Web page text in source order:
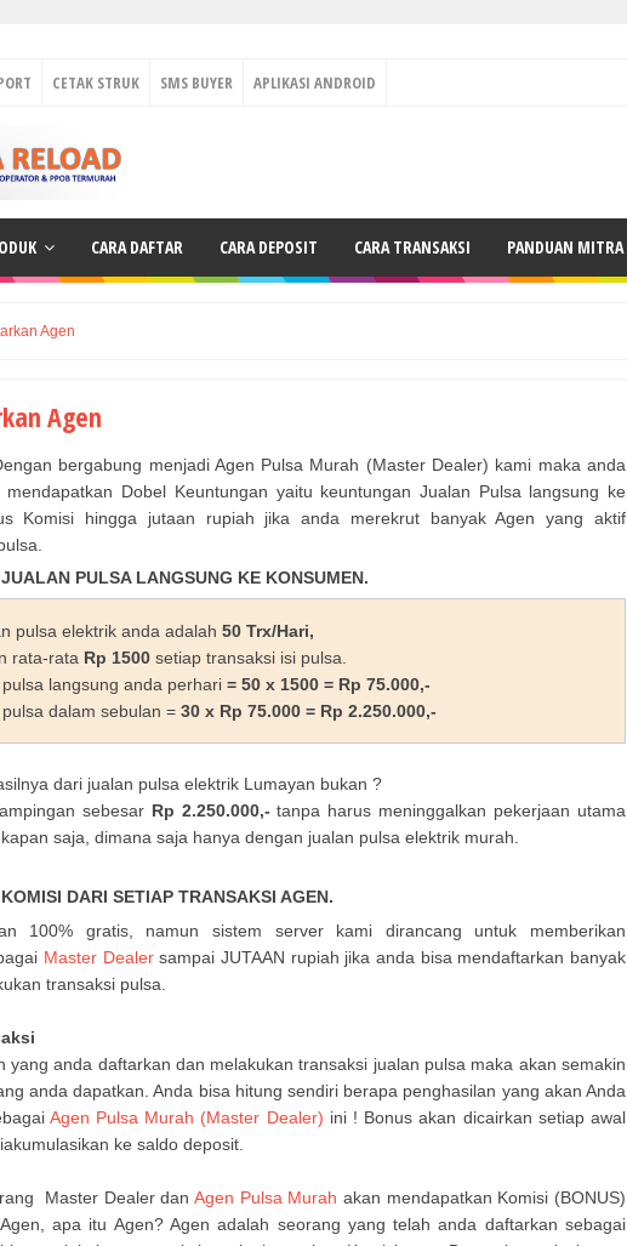
CETAK STRUK SMS BUYER APLIKASI ANDROID
CARA DAFTAR CARA DEPOSIT CARA TRANSAKSI PANDUAN MITRA
Agen
Agen
bergabung menjadi Agen Pulsa Murah (Master Dealer) kami maka anda
mendapatkan Dobel Keuntungan yaitu keuntungan Jualan Pulsa langsung ke
Komisi hingga jutaan rupiah jika anda merekrut banyak Agen yang aktif
PULSA LANGSUNG KE KONSUMEN.
pulsa elektrik anda adalah 50 Trx/Hari,
rata-rata Rp 1500 setiap transaksi isi pulsa.
langsung anda perhari = 50 x 1500 = Rp 75.000,-
dalam sebulan = 30 x Rp 75.000 = Rp 2.250.000,-
dari jualan pulsa elektrik Lumayan bukan ?
sebesar Rp 2.250.000,- tanpa harus meninggalkan pekerjaan utama
saja, dimana saja hanya dengan jualan pulsa elektrik murah.
DARI SETIAP TRANSAKSI AGEN.
100% gratis, namun sistem server kami dirancang untuk memberikan
Master Dealersampai JUTAAN rupiah jika anda bisa mendaftarkan banyak
transaksi pulsa.
yang anda daftarkan dan melakukan transaksi jualan pulsa maka akan semakin
anda dapatkan. Anda bisa hitung sendiri berapa penghasilan yang akan Anda
Agen Pulsa Murah (Master Dealer) ini ! Bonus akan dicairkan setiap awal
ke saldo deposit.
Master Dealer danAgen Pulsa Murah akan mendapatkan Komisi (BONUS)
apa itu Agen? Agen adalah seorang yang telah anda daftarkan sebagai